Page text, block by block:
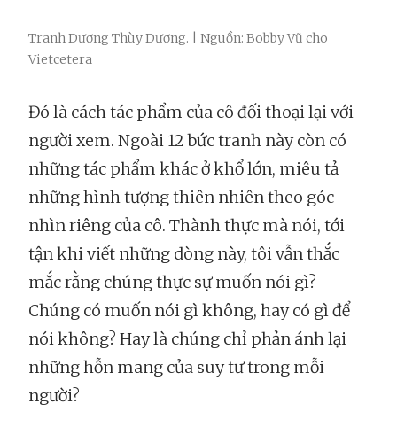
Tranh Dương Thùy Dương. | Nguồn: Bobby Vũ cho
Vietcetera
Đó là cách tác phẩm của cô đối thoại lại với
người xem. Ngoài 12 bức tranh này còn có
những tác phẩm khác ở khổ lớn, miêu tả
những hình tượng thiên nhiên theo góc
nhìn riêng của cô. Thành thực mà nói, tới
tận khi viết những dòng này, tôi vẫn thắc
mắc rằng chúng thực sự muốn nói gì?
Chúng có muốn nói gì không, hay có gì để
nói không? Hay là chúng chỉ phản ánh lại
những hỗn mang của suy tư trong mỗi
người?